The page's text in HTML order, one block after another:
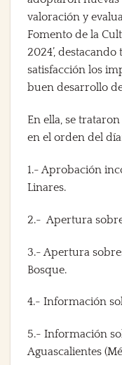
valoración y
Fomento de la
2024’, destacando
satisfacción los
buen desarrollo
En ella, se
en el orden del
1.- Aprobación
Linares.
2.- Apertura
3.- Apertura
Bosque.
4.- Información
5.- Información
Aguascalientes